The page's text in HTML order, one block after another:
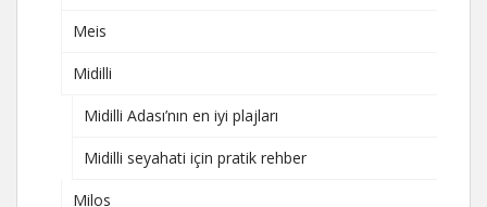
Meis
Midilli
Midilli Adası’nın en iyi plajları
Midilli seyahati için pratik rehber
Milos